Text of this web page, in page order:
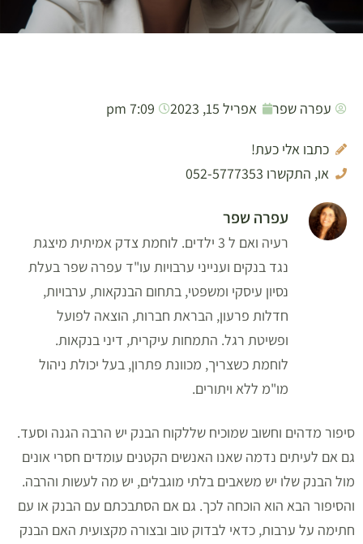
עפרה שפר אפריל 15, 2023 7:09 pm
כתבו אלי כעת!
או, התקשרו 052-5777353
עפרה שפר
רעיה ואם ל 3 ילדים. לוחמת צדק אמיתית מיצגת
נגד בנקים וענייני ערבויות עו"ד עפרה שפר בעלת
נסיון עיסקי ומשפטי, בתחום הבנקאות, ערבויות,
חדלות פרעון, הבראת חברות, הוצאה לפועל
ופשיטת רגל. התמחות עיקרית, דיני בנקאות.
לוחמת כשצריך, מכוונת פתרון, בעל יכולת ניהול
מו"מ ללא ויתורים.
סיפור מדהים וחשוב שמוכיח שללקוח הבנק יש הרבה הגנה וסעד.
גם אם לעיתים נדמה שאנו האנשים הקטנים עומדים חסרי אונים
מול הבנק שלו יש משאבים בלתי מוגבלים, יש מה לעשות והרבה.
והסיפור הבא הוא הוכחה לכך. גם אם הסתבכתם עם הבנק או עם
חתימה על ערבות, כדאי לבדוק טוב ובצורה מקצועית האם הבנק